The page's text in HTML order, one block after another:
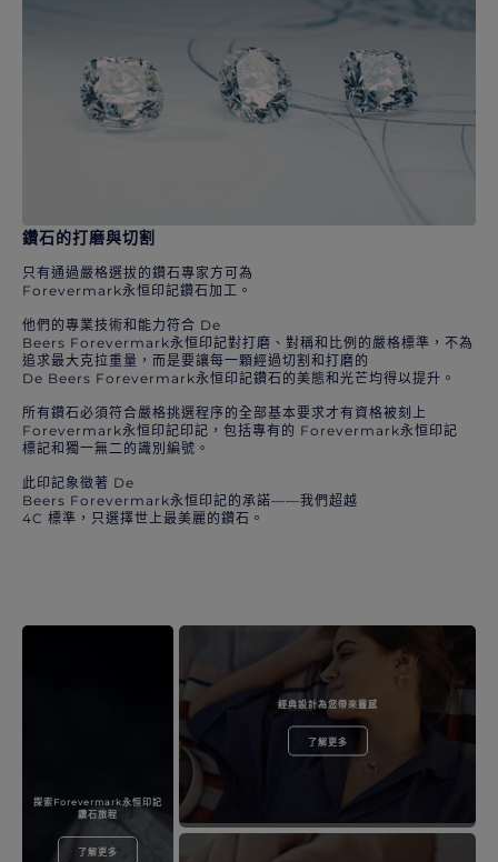
鑽石的打磨與切割
只有通過嚴格選拔的鑽石專家方可為
Forevermark永恒印記鑽石加工。
他們的專業技術和能力符合 De
Beers Forevermark永恒印記對打磨、對稱和比例的嚴格標準，不為
追求最大克拉重量，而是要讓每一顆經過切割和打磨的
De Beers Forevermark永恒印記鑽石的美態和光芒均得以提升。
所有鑽石必須符合嚴格挑選程序的全部基本要求才有資格被刻上
Forevermark永恒印記印記，包括專有的 Forevermark永恒印記
標記和獨一無二的識別編號。
此印記象徵著 De
Beers Forevermark永恒印記的承諾——我們超越
4C 標準，只選擇世上最美麗的鑽石。
探索Forevermark永恒印記
鑽石旅程
了解更多
經典設計為您帶來靈感
了解更多